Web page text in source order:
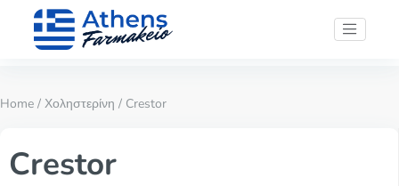
Home / Χοληστερίνη / Crestor
Crestor